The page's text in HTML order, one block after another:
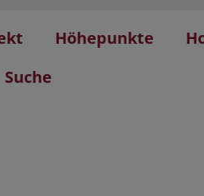
Höhepunkte
Suche